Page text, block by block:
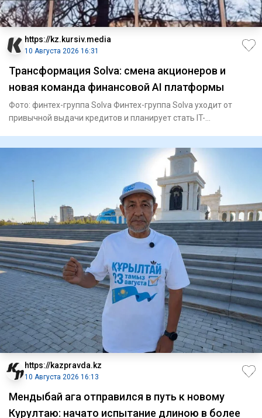
https://kz.kursiv.media
10 Августа 2026 16:31
Трансформация Solva: смена акционеров и
новая команда финансовой AI платформы
Фото: финтех-группа Solva Финтех-группа Solva уходит от
привычной выдачи кредитов и планирует стать IT-
https://kazpravda.kz
10 Августа 2026 16:13
Мендыбай ага отправился в путь к новому
Курултаю: начато испытание длиною в более